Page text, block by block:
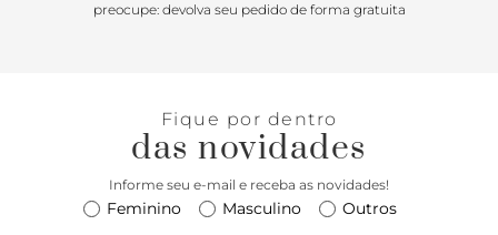
preocupe: devolva seu pedido de forma gratuita
Fique por dentro
das novidades
Informe seu e-mail e receba as novidades!
Feminino Masculino Outros